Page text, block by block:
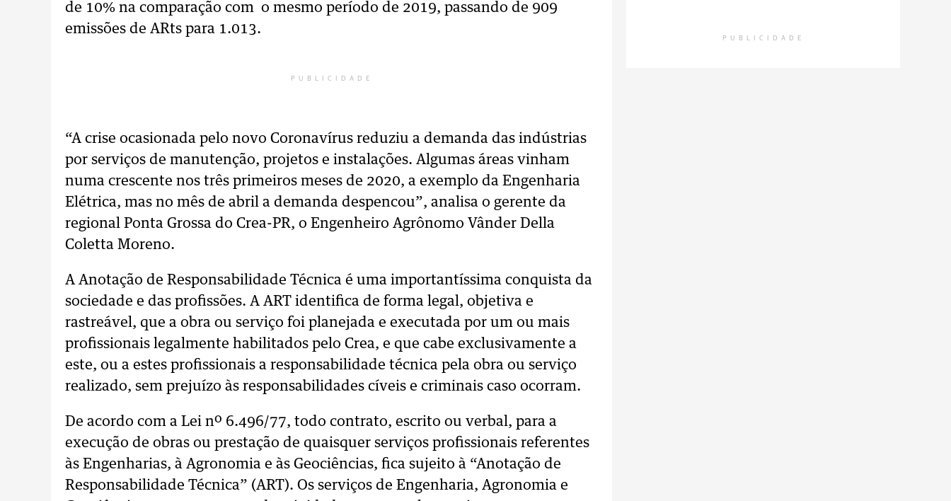
de 10% na comparação com o mesmo período de 2019, passando de 909
emissões de ARts para 1.013.
PUBLICIDADE
“A crise ocasionada pelo novo Coronavírus reduziu a demanda das indústrias
por serviços de manutenção, projetos e instalações. Algumas áreas vinham
numa crescente nos três primeiros meses de 2020, a exemplo da Engenharia
Elétrica, mas no mês de abril a demanda despencou”, analisa o gerente da
regional Ponta Grossa do Crea-PR, o Engenheiro Agrônomo Vânder Della
Coletta Moreno.
A Anotação de Responsabilidade Técnica é uma importantíssima conquista da
sociedade e das profissões. A ART identifica de forma legal, objetiva e
rastreável, que a obra ou serviço foi planejada e executada por um ou mais
profissionais legalmente habilitados pelo Crea, e que cabe exclusivamente a
este, ou a estes profissionais a responsabilidade técnica pela obra ou serviço
realizado, sem prejuízo às responsabilidades cíveis e criminais caso ocorram.
De acordo com a Lei nº 6.496/77, todo contrato, escrito ou verbal, para a
execução de obras ou prestação de quaisquer serviços profissionais referentes
às Engenharias, à Agronomia e às Geociências, fica sujeito à “Anotação de
Responsabilidade Técnica” (ART). Os serviços de Engenharia, Agronomia e
PUBLICIDADE